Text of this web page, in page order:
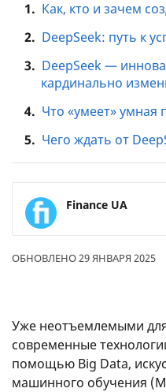
1. Как, кто и зачем
2. DeepSeek: путь к
3. DeepSeek —
кардинально
4. Что «умеет» умная
5. Чего ждать от
Finance UA
ОБНОВЛЕНО 29 ЯНВАРЯ 2025
Уже неотъемлемыми
современные
помощью Big Data,
машинного обучения